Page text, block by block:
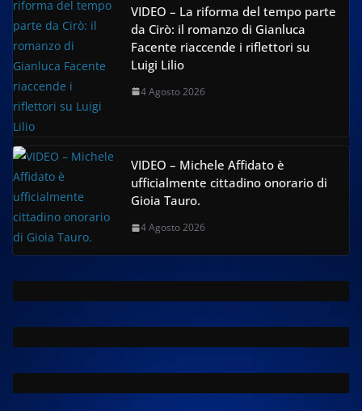
VIDEO – La riforma del tempo parte
da Cirò: il romanzo di Gianluca
Facente riaccende i riflettori su
Luigi Lilio
4 Agosto 2026
VIDEO – Michele Affidato è
ufficialmente cittadino onorario di
Gioia Tauro.
4 Agosto 2026